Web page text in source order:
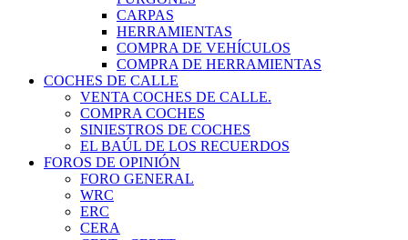
CARPAS
HERRAMIENTAS
COMPRA DE VEHÍCULOS
COMPRA DE HERRAMIENTAS
COCHES DE CALLE
VENTA COCHES DE CALLE.
COMPRA COCHES
SINIESTROS DE COCHES
EL BAÚL DE LOS RECUERDOS
FOROS DE OPINIÓN
FORO GENERAL
WRC
ERC
CERA